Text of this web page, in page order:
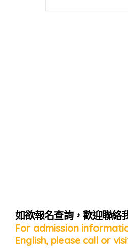
如欲報名查詢，歡迎聯絡
For admission
English, please call or
語」